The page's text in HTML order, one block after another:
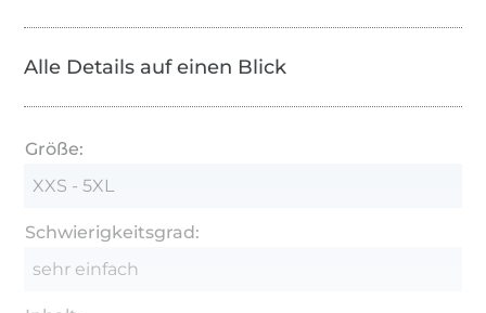
Alle Details auf einen Blick
Größe:
XXS - 5XL
Schwierigkeitsgrad:
sehr einfach